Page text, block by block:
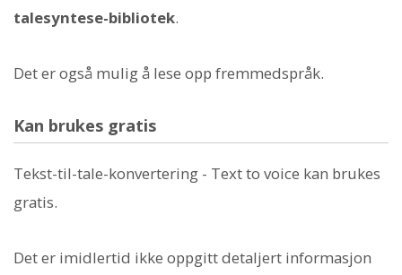
talesyntese-bibliotek.
Det er også mulig å lese opp fremmedspråk.
Kan brukes gratis
Tekst-til-tale-konvertering - Text to voice kan brukes
gratis.
Det er imidlertid ikke oppgitt detaljert informasjon